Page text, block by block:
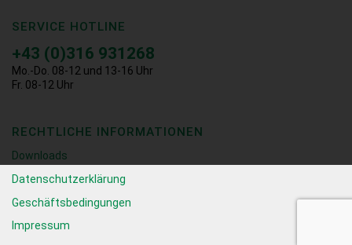
SERVICE HOTLINE
+43 (0)316 931268
Mo.-Do. 08-12 und 13-16 Uhr
Fr. 08-12 Uhr
RECHTLICHE INFORMATIONEN
Downloads
Datenschutzerklärung
Geschäftsbedingungen
Impressum